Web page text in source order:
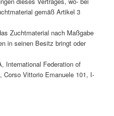
gemäß Artikel 3
Zuchtmaterial nach Maßgabe
in seinen Besitz bringt oder
International Federation of
Corso Vittorio Emanuele 101, I-